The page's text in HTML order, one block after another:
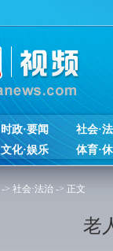
时政·要闻 社会·
文化·娱乐
体育·
-> 社会·法治 -> 正文
老